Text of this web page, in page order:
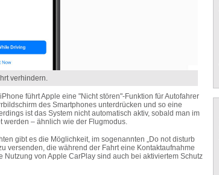
verhindern.
führt Apple eine "Nicht stören"-Funktion für Autofahrer
des Smartphones unterdrücken und so eine
ist das System nicht automatisch aktiv, sobald man im
werden – ähnlich wie der Flugmodus.
gibt es die Möglichkeit, im sogenannten „Do not disturb
versenden, die während der Fahrt eine Kontaktaufnahme
von Apple CarPlay sind auch bei aktiviertem Schutz